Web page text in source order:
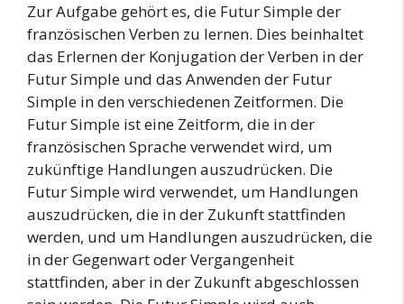
Zur Aufgabe gehört es, die Futur Simple der
französischen Verben zu lernen. Dies beinhaltet
das Erlernen der Konjugation der Verben in der
Futur Simple und das Anwenden der Futur
Simple in den verschiedenen Zeitformen. Die
Futur Simple ist eine Zeitform, die in der
französischen Sprache verwendet wird, um
zukünftige Handlungen auszudrücken. Die
Futur Simple wird verwendet, um Handlungen
auszudrücken, die in der Zukunft stattfinden
werden, und um Handlungen auszudrücken, die
in der Gegenwart oder Vergangenheit
stattfinden, aber in der Zukunft abgeschlossen